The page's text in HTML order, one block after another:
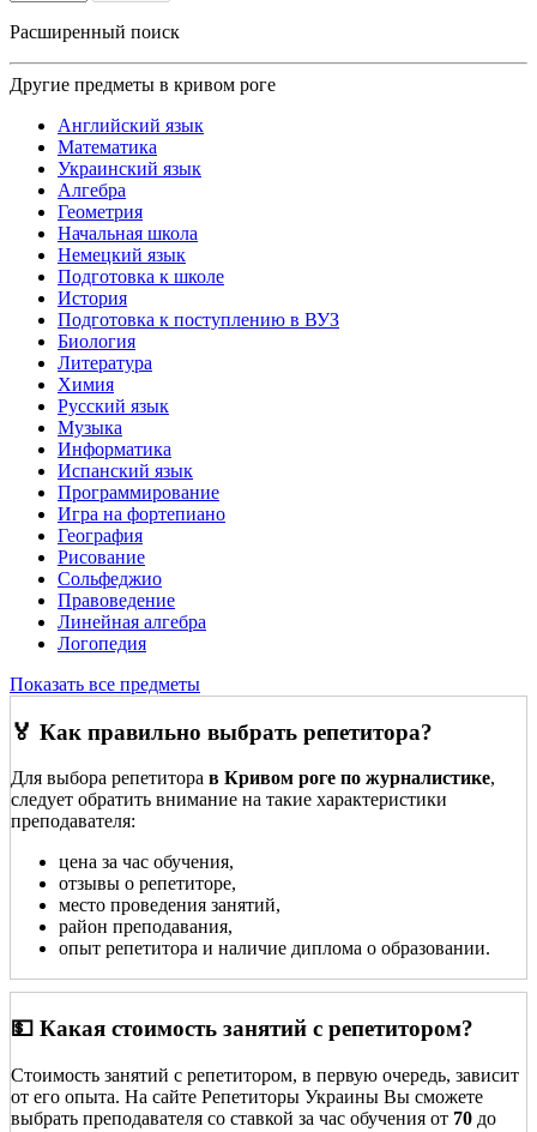
Расширенный поиск
Другие предметы в кривом роге
Английский язык
Математика
Украинский язык
Алгебра
Геометрия
Начальная школа
Немецкий язык
Подготовка к школе
История
Подготовка к поступлению в ВУЗ
Биология
Литература
Химия
Русский язык
Музыка
Информатика
Испанский язык
Программирование
Игра на фортепиано
География
Рисование
Сольфеджио
Правоведение
Линейная алгебра
Логопедия
Показать все предметы
🏅 Как правильно выбрать репетитора?
Для выбора репетитора в Кривом роге по журналистике,
следует обратить внимание на такие характеристики
преподавателя:
цена за час обучения,
отзывы о репетиторе,
место проведения занятий,
район преподавания,
опыт репетитора и наличие диплома о образовании.
💵 Какая стоимость занятий с репетитором?
Стоимость занятий с репетитором, в первую очередь, зависит
от его опыта. На сайте Репетиторы Украины Вы сможете
выбрать преподавателя со ставкой за час обучения от 70 до